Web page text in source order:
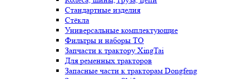
Стандартные изделия
Стёкла
Универсальные комплектующие
Фильтры и наборы ТО
Запчасти к трактору XingTai
Для ременных тракторов
Запасные части к тракторам Dongfeng